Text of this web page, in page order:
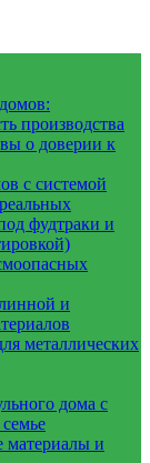
производства
о доверии к
с системой
фудтраки и
и
металлических
дома с
материалы и